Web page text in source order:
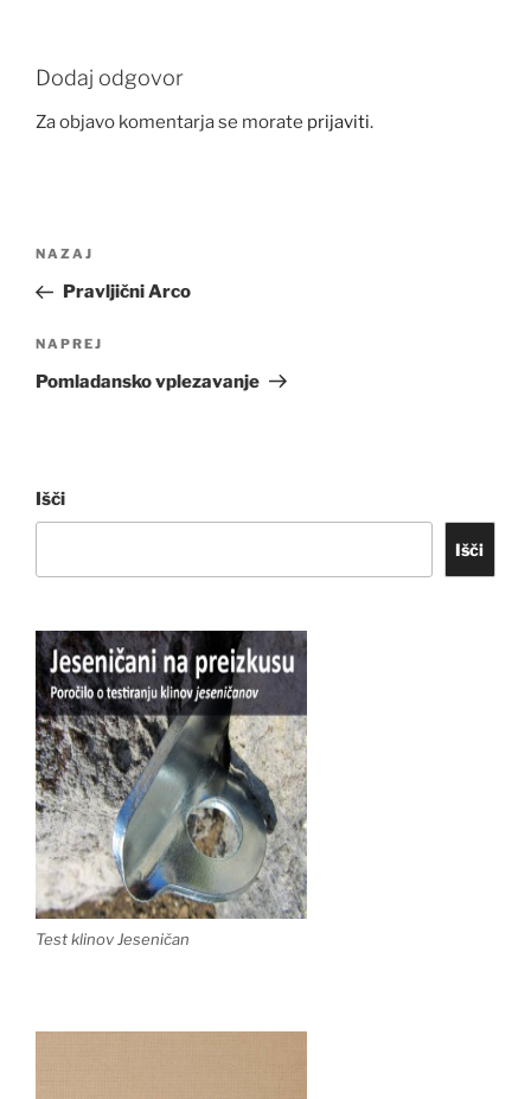
Dodaj odgovor
Za objavo komentarja se morate prijaviti.
Prejšnji
prispevek
NAZAJ
Pravljični Arco
Naslednji
prispevek
NAPREJ
Pomladansko vplezavanje
Išči
Išči
Test klinov Jeseničan